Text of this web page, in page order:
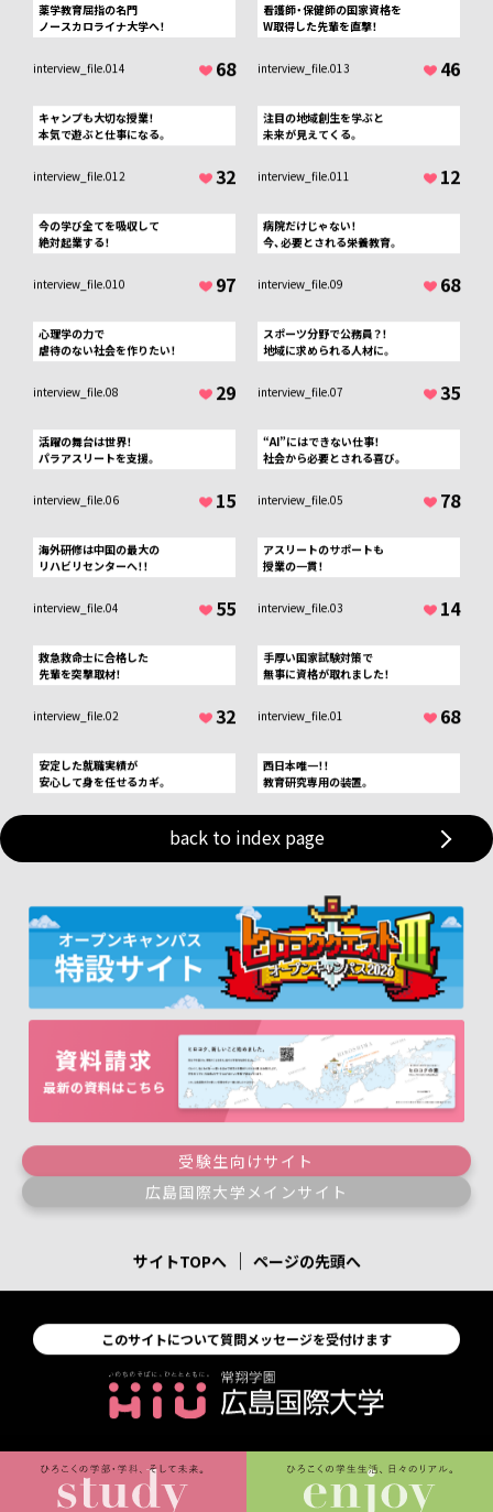
薬学教育屈指の名門
ノースカロライナ大学へ！
看護師・保健師の国家資格を
W取得した先輩を直撃！
interview_file.014 68
キャンプも大切な授業！
本気で遊ぶと仕事になる。
interview_file.013 46
注目の地域創生を学ぶと
未来が見えてくる。
interview_file.012 32
今の学び全てを吸収して
絶対起業する！
interview_file.011 12
病院だけじゃない！
今、必要とされる栄養教育。
interview_file.010 97
心理学の力で
虐待のない社会を作りたい！
interview_file.09 68
スポーツ分野で公務員？！
地域に求められる人材に。
interview_file.08 29
活躍の舞台は世界！
パラアスリートを支援。
interview_file.07 35
“AI”にはできない仕事！
社会から必要とされる喜び。
interview_file.06 15
海外研修は中国の最大の
リハビリセンターへ！！
interview_file.05 78
アスリートのサポートも
授業の一貫！
interview_file.04 55
救急救命士に合格した
先輩を突撃取材！
interview_file.03 14
手厚い国家試験対策で
無事に資格が取れました！
interview_file.02 32
安定した就職実績が
安心して身を任せるカギ。
interview_file.01 68
西日本唯一！！
教育研究専用の装置。
back to index page
受験生向けサイト
広島国際大学メインサイト
サイトTOPへ｜ ページの先頭へ
このサイトについて質問メッセージを受付けます
オープンキャンパス 資料請求
※メッセージは気軽に匿名で送信することができます。
※質問について必ず回答できるとは限りませんが、多く寄せられた
質問については回答に代わる動画や記事を企画し投稿します。
送信しないで閉じる